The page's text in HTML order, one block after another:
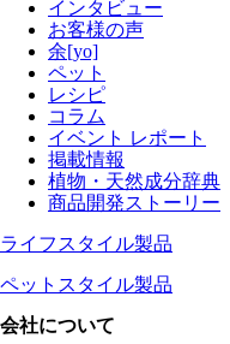
インタビュー
お客様の声
余[yo]
ペット
レシピ
コラム
イベント レポート
掲載情報
植物・天然成分辞典
商品開発ストーリー
ライフスタイル製品
ペットスタイル製品
会社について